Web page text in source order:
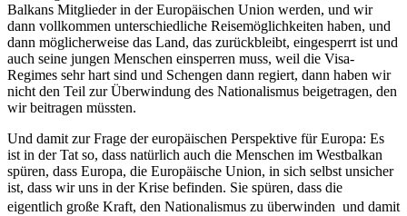
Balkans Mitglieder in der Europäischen Union werden, und wir
dann vollkommen unterschiedliche Reisemöglichkeiten haben, und
dann möglicherweise das Land, das zurückbleibt, eingesperrt ist und
auch seine jungen Menschen einsperren muss, weil die Visa-
Regimes sehr hart sind und Schengen dann regiert, dann haben wir
nicht den Teil zur Überwindung des Nationalismus beigetragen, den
wir beitragen müssten.
Und damit zur Frage der europäischen Perspektive für Europa: Es
ist in der Tat so, dass natürlich auch die Menschen im Westbalkan
spüren, dass Europa, die Europäische Union, in sich selbst unsicher
ist, dass wir uns in der Krise befinden. Sie spüren, dass die
eigentlich große Kraft, den Nationalismus zu überwinden  und damit